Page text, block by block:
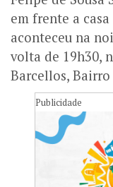
em frente a
aconteceu na
volta de 19h30,
Barcellos, Bairro
Publicidade